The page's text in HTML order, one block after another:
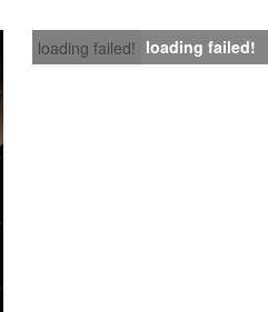
loading failed! loading failed!